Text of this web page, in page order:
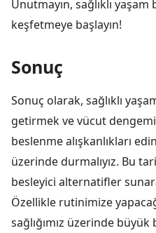
Unutmayın, sağlıklı
keşfetmeye başlayın!
Sonuç
Sonuç olarak, sağlıklı
getirmek ve vücut
beslenme alışkanlıkları
üzerinde durmalıyız. Bu
besleyici alternatifler
Özellikle rutinimize
sağlığımız üzerinde